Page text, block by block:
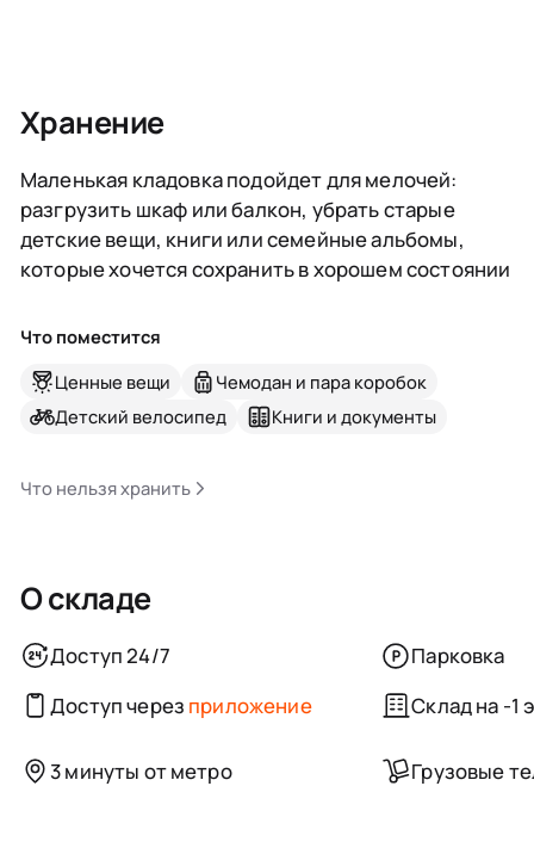
Хранение
Маленькая кладовка подойдет для мелочей:
разгрузить шкаф или балкон, убрать старые
детские вещи, книги или семейные альбомы,
которые хочется сохранить в хорошем состоянии
Что поместится
Ценные вещи
Чемодан и пара коробок
Детский велосипед
Книги и документы
Что нельзя хранить
О складе
Доступ 24/7
Парковка
Доступ через приложение Склад на -1
3 минуты от метро Грузовые